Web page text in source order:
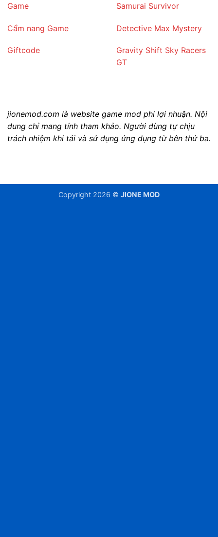
Game
Cẩm nang Game
Giftcode
Samurai Survivor
Detective Max Mystery
Gravity Shift Sky Racers
GT
jionemod.com là website game mod phi lợi nhuận. Nội
dung chỉ mang tính tham khảo. Người dùng tự chịu
trách nhiệm khi tải và sử dụng ứng dụng từ bên thứ ba.
Copyright 2026 © JIONE MOD